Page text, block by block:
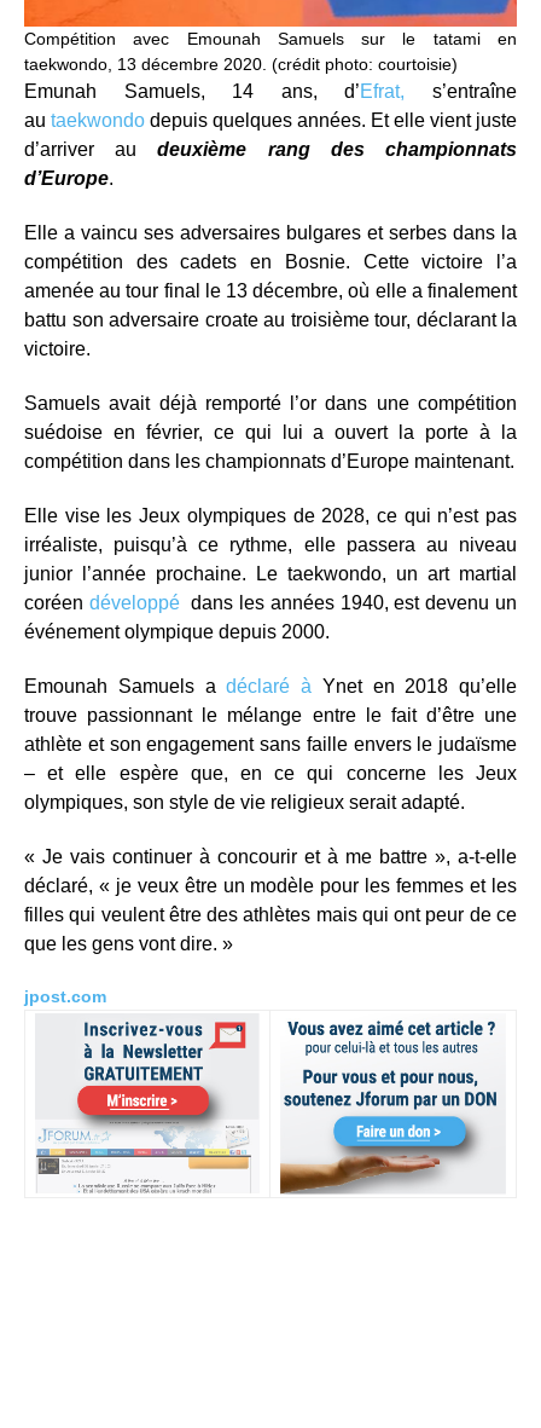
Compétition avec Emounah Samuels sur le tatami en
taekwondo, 13 décembre 2020. (crédit photo: courtoisie)
Emunah Samuels, 14 ans, d’Efrat, s’entraîne
au taekwondo depuis quelques années. Et elle vient juste
d’arriver audeuxième rang des championnats
d’Europe.
Elle a vaincu ses adversaires bulgares et serbes dans la
compétition des cadets en Bosnie. Cette victoire l’a
amenée au tour final le 13 décembre, où elle a finalement
battu son adversaire croate au troisième tour, déclarant la
victoire.
Samuels avait déjà remporté l’or dans une compétition
suédoise en février, ce qui lui a ouvert la porte à la
compétition dans les championnats d’Europe maintenant.
Elle vise les Jeux olympiques de 2028, ce qui n’est pas
irréaliste, puisqu’à ce rythme, elle passera au niveau
junior l’année prochaine. Le taekwondo, un art martial
coréen développédans les années 1940, est devenu un
événement olympique depuis 2000.
Emounah Samuels adéclaré à Ynet en 2018 qu’elle
trouve passionnant le mélange entre le fait d’être une
athlète et son engagement sans faille envers le judaïsme
– et elle espère que, en ce qui concerne les Jeux
olympiques, son style de vie religieux serait adapté.
« Je vais continuer à concourir et à me battre », a-t-elle
déclaré, « je veux être un modèle pour les femmes et les
filles qui veulent être des athlètes mais qui ont peur de ce
que les gens vont dire. »
jpost.com